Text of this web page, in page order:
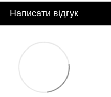
Написати відгук